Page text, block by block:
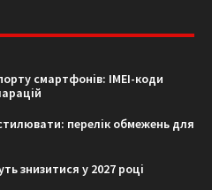
смартфонів: IMEI-коди
перелік обмежень для
знизитися у 2027 році